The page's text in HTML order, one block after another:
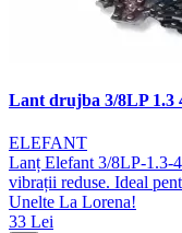
Lant drujba 3/8LP 1.3
ELEFANT
Lanț Elefant 3/8LP-1.3-
vibrații reduse. Ideal
Unelte La Lorena!
33 Lei